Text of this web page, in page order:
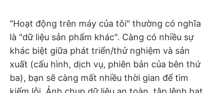
"Hoạt động trên máy của tôi" thường có nghĩa
là "dữ liệu sản phẩm khác". Càng có nhiều sự
khác biệt giữa phát triển/thử nghiệm và sản
xuất (cấu hình, dịch vụ, phiên bản của bên thứ
ba), bạn sẽ càng mất nhiều thời gian để tìm